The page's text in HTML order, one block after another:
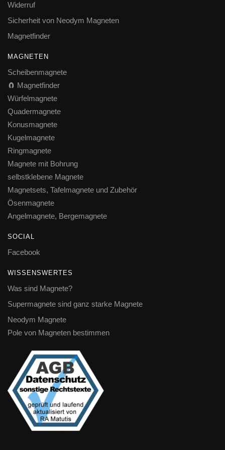
Widerruf
Sicherheit von Neodym Magneten
Magnetfinder
MAGNETEN
Scheibenmagnete
🧲 Magnetfinder
Würfelmagnete
Quadermagnete
Konusmagnete
Kugelmagnete
Ringmagnete
Magnete mit Bohrung
selbstklebene Magnete
Magnetsets, Tafelmagnete und Zubehör
Ösenmagnete
Angelmagnete, Bergemagnete
SOCIAL
Facebook
WISSENSWERTES
Was sind Magnete?
Supermagnete sind ganz starke Magnete
Neodym Magnete
Pole von Magneten bestimmen